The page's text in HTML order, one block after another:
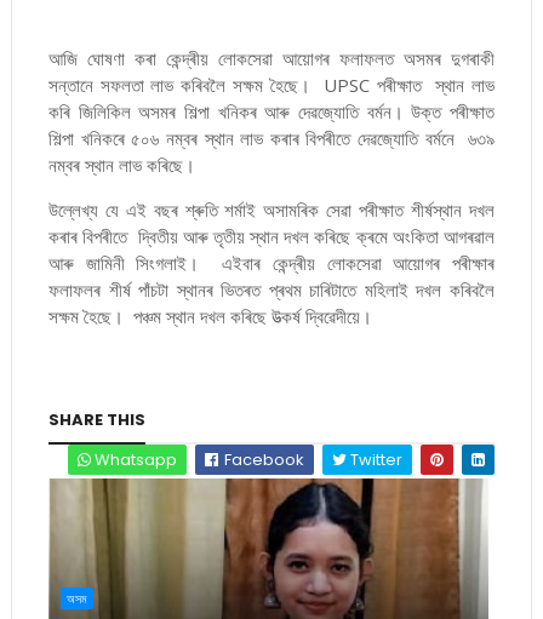
আজি ঘোষণা কৰা কেন্দ্ৰীয় লোকসেৱা আয়োগৰ ফলাফলত অসমৰ দুগৰাকী
সন্তানে সফলতা লাভ কৰিবলৈ সক্ষম হৈছে। UPSC পৰীক্ষাত স্থান লাভ
কৰি জিলিকিল অসমৰ শিল্পা খনিকৰ আৰু দেৱজ্যোতি বৰ্মন। উক্ত পৰীক্ষাত
শিল্পা খনিকৰে ৫০৬ নম্বৰ স্থান লাভ কৰাৰ বিপৰীতে দেৱজ্যোতি বৰ্মনে ৬৩৯
নম্বৰ স্থান লাভ কৰিছে।
উল্লেখ্য যে এই বছৰ শ্ৰুতি শৰ্মাই অসামৰিক সেৱা পৰীক্ষাত শীৰ্ষস্থান দখল
কৰাৰ বিপৰীতে দ্বিতীয় আৰু তৃতীয় স্থান দখল কৰিছে ক্ৰমে অংকিতা আগৰৱাল
আৰু জামিনী সিংগলাই। এইবাৰ কেন্দ্ৰীয় লোকসেৱা আয়োগৰ পৰীক্ষাৰ
ফলাফলৰ শীৰ্ষ পাঁচটা স্থানৰ ভিতৰত প্ৰথম চাৰিটাতে মহিলাই দখল কৰিবলৈ
সক্ষম হৈছে। পঞ্চম স্থান দখল কৰিছে উত্‍কৰ্ষ দ্বিৱেদীয়ে।
SHARE THIS
Whatsapp
Facebook Twitter
অসম